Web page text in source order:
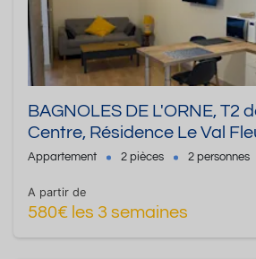
BAGNOLES DE L'ORNE, T2
Centre, Résidence Le Val
Appartement 2 pièces 2 personnes
A partir de
580€ les 3 semaines